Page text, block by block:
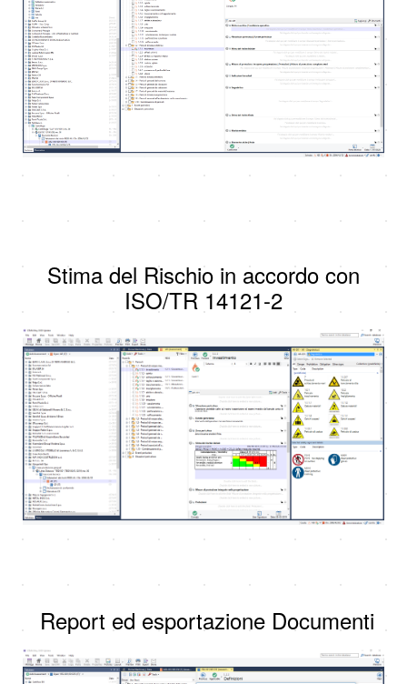
Stima del Rischio in accordo con
ISO/TR 14121-2
Report ed esportazione Documenti